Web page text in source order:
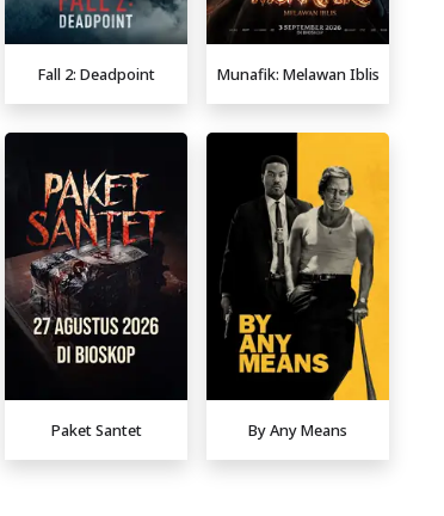
Fall 2: Deadpoint Munafik: Melawan Iblis
Paket Santet By Any Means